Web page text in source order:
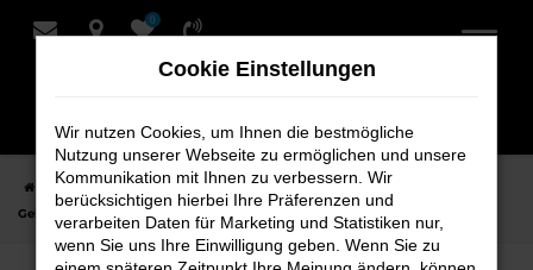
Zum
0
Startseite Achim Audi Audi A8
Finden Sie Ihren Audi A8
Gebrauchtwagen für Achim bei Schmidt + Koch
Cookie Einstellungen
Wir nutzen Cookies, um Ihnen die bestmögliche
Nutzung unserer Webseite zu ermöglichen und unsere
Kommunikation mit Ihnen zu verbessern. Wir
berücksichtigen hierbei Ihre Präferenzen und
verarbeiten Daten für Marketing und Statistiken nur,
wenn Sie uns Ihre Einwilligung geben. Wenn Sie zu